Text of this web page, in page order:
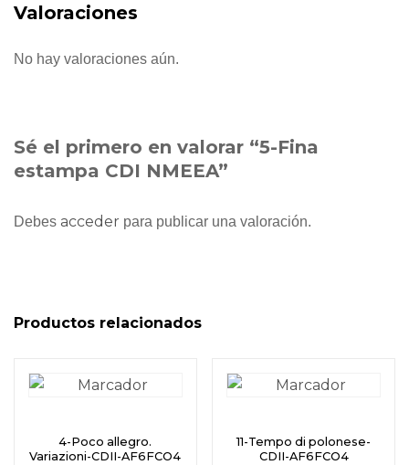
Valoraciones
No hay valoraciones aún.
Sé el primero en valorar “5-Fina
estampa CDI NMEEA”
Debes acceder para publicar una valoración.
Productos relacionados
4-Poco allegro.
Variazioni-CDII-AF6FCO4
11-Tempo di polonese-
CDII-AF6FCO4